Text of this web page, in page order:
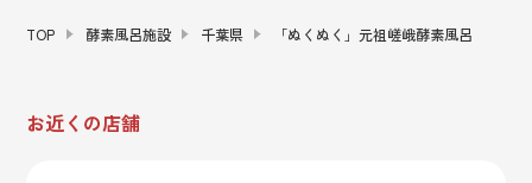
TOP 酵素風呂施設 千葉県 「ぬくぬく」元祖嵯峨酵素風呂
お近くの店舗